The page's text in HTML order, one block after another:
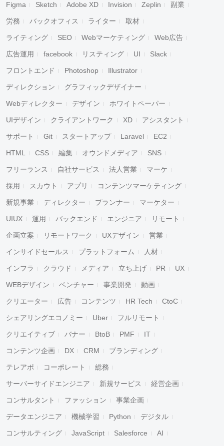
Figma Sketch Adobe XD Invision Zeplin 副業
労務 バックオフィス ライター 取材
ライティング SEO Webマーケティング Web広告
広告運用 facebook リスティング UI Slack
フロントエンド Photoshop Illustrator
ディレクション グラフィックデザイナー
Webディレクター デザイン ホワイトペーパー
UIデザイン クライアントワーク XD アシスタント
サポート Git スタートアップ Laravel EC2
HTML CSS 編集 オウンドメディア SNS
フリーランス 自社サービス 法人営業 マーケ
採用 スカウト アプリ コンテンツマーケティング
新規事業 ディレクター プランナー マーケター
UIUX 運用 バックエンド エンジニア リモート
企画立案 リモートワーク UXデザイン 営業
インサイドセールス プラットフォーム 人材
インフラ クラウド メディア 立ち上げ PR UX
WEBデザイン ベンチャー 事業開発 動画
クリエーター 広告 コンテンツ HR Tech CtoC
シェアリングエコノミー Uber フルリモート
クリエイティブ バナー BtoB PMF IT
コンテンツ企画 DX CRM ブランディング
テレアポ コーポレート 総務
サーバーサイドエンジニア 新規サービス 経営企画
コンサルタント ファッション 事業企画
データエンジニア 機械学習 Python デジタル
コンサルティング JavaScript Salesforce AI